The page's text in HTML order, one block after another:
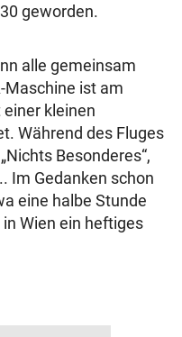
geworden.
alle gemeinsam
Maschine ist am
kleinen
Während des Fluges
Besonderes“,
Im Gedanken schon
eine halbe Stunde
Wien ein heftiges